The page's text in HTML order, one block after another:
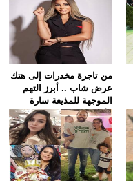
من تاجرة مخدرات إلى هتك
عرض شاب .. أبرز التهم
الموجهة للمذيعة سارة
خليفة